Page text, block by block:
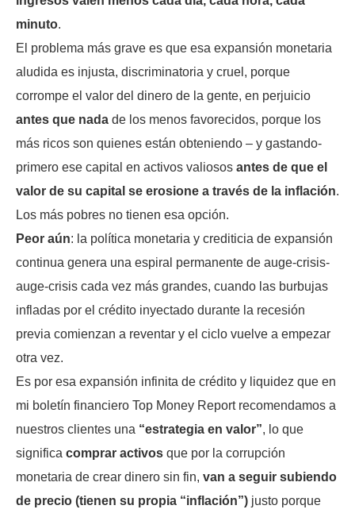
minuto.
El problema más grave es que esa expansión monetaria
aludida es injusta, discriminatoria y cruel, porque
corrompe el valor del dinero de la gente, en perjuicio
antes que nada de los menos favorecidos, porque los
más ricos son quienes están obteniendo – y gastando-
primero ese capital en activos valiosos antes de que el
valor de su capital se erosione a través de la inflación.
Los más pobres no tienen esa opción.
Peor aún: la política monetaria y crediticia de expansión
continua genera una espiral permanente de auge-crisis-
auge-crisis cada vez más grandes, cuando las burbujas
infladas por el crédito inyectado durante la recesión
previa comienzan a reventar y el ciclo vuelve a empezar
otra vez.
Es por esa expansión infinita de crédito y liquidez que en
mi boletín financiero Top Money Report recomendamos a
nuestros clientes una “estrategia en valor”, lo que
significa comprar activos que por la corrupción
monetaria de crear dinero sin fin, van a seguir subiendo
de precio (tienen su propia “inflación”) justo porque